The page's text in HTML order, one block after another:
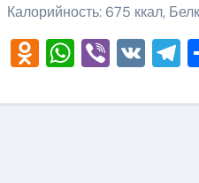
Калорийность: 675 ккал,
Viber
VK